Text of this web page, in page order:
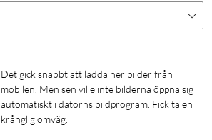
Det gick snabbt att ladda ner bilder från
mobilen. Men sen ville inte bilderna öppna sig
automatiskt i datorns bildprogram. Fick ta en
krånglig omväg.